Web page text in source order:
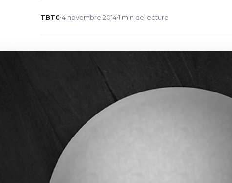
TBTC•4 novembre 2014•1 min de lecture